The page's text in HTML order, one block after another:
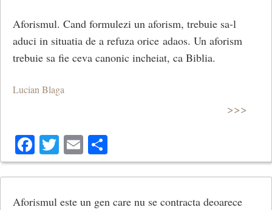
Aforismul. Cand formulezi un aforism, trebuie sa-l
aduci in situatia de a refuza orice adaos. Un aforism
trebuie sa fie ceva canonic incheiat, ca Biblia.
Lucian Blaga
>>>
Facebook
Twitter
Email
Aforismul este un gen care nu se contracta deoarece